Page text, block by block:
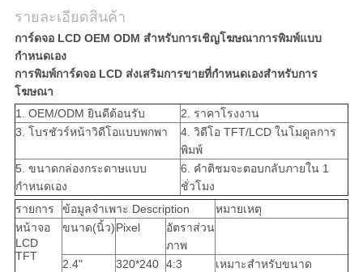
รายละเอียดสินค้า
การ์ดจอ LCD OEM ODM สำหรับการเชิญโฆษณาการพิมพ์แบบ
กำหนดเอง
การพิมพ์การ์ดจอ LCD ส่งเสริมการขายที่กำหนดเองสำหรับการ
โฆษณา
1. OEM/ODM ยินดีต้อนรับ
2. ราคาโรงงาน
3. โบรชัวร์หน้าวิดีโอแบบพกพา
4. วิดีโอ TFT/LCD ในโมดูลการ
พิมพ์
5. ขนาดกล่องกระดาษแบบ
กำหนดเอง
6. คำติชมจะตอบกลับภายใน 1
ชั่วโมง
รายการ
ข้อมูลจำเพาะ Description
หมายเหตุ
หน้าจอ
LCD
TFT
ขนาด(นิ้ว)Pixel
อัตราส่วน
ภาพ
2.4"
320*240 4:3
เหมาะสำหรับขนาด